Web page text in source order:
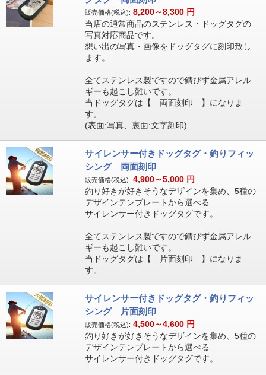
販売価格(税込): 8,200～8,300 円
当店の通常商品のステンレス・ドッグタグの
写真対応商品です。
想い出の写真・画像をドッグタグに刻印致し
ます。
全てステンレス製ですので錆びず金属アレル
ギーも起こし難いです。
当ドッグタグは【 両面刻印 】になりま
す。
(表面;写真、裏面:文字刻印)
サイレンサー付きドッグタグ・釣りフィッ
シング 両面刻印
販売価格(税込): 4,900～5,000 円
釣り好きが好きそうなデザインを集め、5種の
デザインテンプレートから選べる
サイレンサー付きドッグタグです。
全てステンレス製ですので錆びず金属アレル
ギーも起こし難いです。
当ドッグタグは【 片面刻印 】になりま
す。
サイレンサー付きドッグタグ・釣りフィッ
シング 片面刻印
販売価格(税込): 4,500～4,600 円
釣り好きが好きそうなデザインを集め、5種の
デザインテンプレートから選べる
サイレンサー付きドッグタグです。